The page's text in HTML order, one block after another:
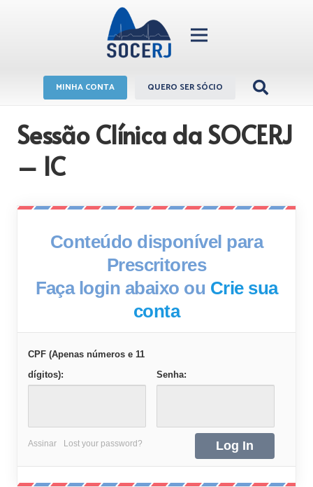
MINHA CONTA QUERO SER SÓCIO
Sessão Clínica da SOCERJ
– IC
Conteúdo disponível para
Prescritores
Faça login abaixo ou Crie sua
conta
CPF (Apenas números e 11
dígitos):
Senha:
Assinar Lost your password?